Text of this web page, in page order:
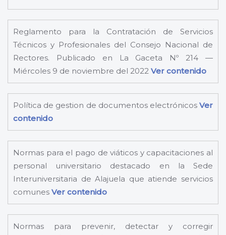
Reglamento para la Contratación de Servicios
Técnicos y Profesionales del Consejo Nacional de
Rectores. Publicado en La Gaceta Nº 214 —
Miércoles 9 de noviembre del 2022 Ver contenido
Política de gestion de documentos electrónicosVer
contenido
Normas para el pago de viáticos y capacitaciones al
personal universitario destacado en la Sede
Interuniversitaria de Alajuela que atiende servicios
comunes Ver contenido
Normas para prevenir, detectar y corregir